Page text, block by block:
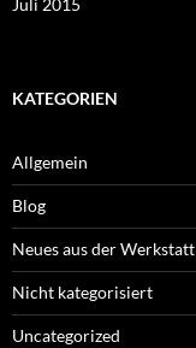
Juli 2015
KATEGORIEN
Allgemein
Blog
Neues aus der Werkstatt
Nicht kategorisiert
Uncategorized